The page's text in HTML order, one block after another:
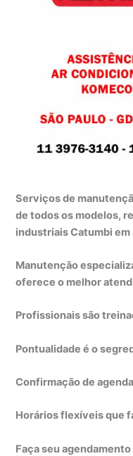
Serviços de
de todos os modelos,
industriais Catumbi em
Manutenção
oferece o melhor
Profissionais são
Pontualidade é o
Confirmação de
Horários flexíveis que
Faça seu